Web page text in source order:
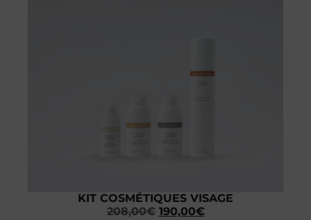
KIT COSMÉTIQUES VISAGE
208,00€ 190,00€